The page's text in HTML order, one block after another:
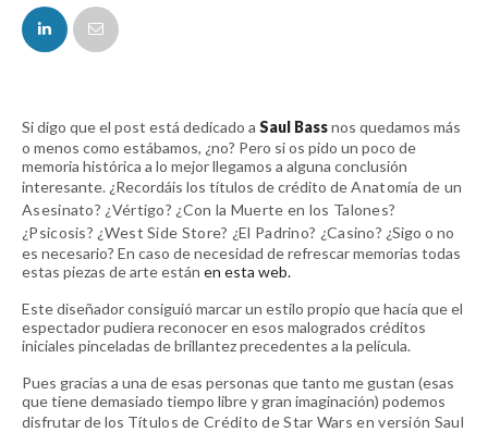
FACEBOOK
Si digo que el post está dedicado a Saul Bassnos quedamos más
o menos como estábamos, ¿no? Pero si os pido un poco de
memoria histórica a lo mejor llegamos a alguna conclusión
interesante. ¿Recordáis los títulos de crédito deAnatomía de un
Asesinato? ¿Vértigo? ¿Con la Muerte en los Talones?
¿Psicosis? ¿West Side Store? ¿El Padrino? ¿Casino? ¿Sigo o no
es necesario? En caso de necesidad de refrescar memorias todas
estas piezas de arte están en esta web.
Este diseñador consiguió marcar un estilo propio que hacía que el
espectador pudiera reconocer en esos malogrados créditos
iniciales pinceladas de brillantez precedentes a la película.
Pues gracias a una de esas personas que tanto me gustan (esas
que tiene demasiado tiempo libre y gran imaginación) podemos
disfrutar de los Títulos de Crédito de Star Wars en versión Saul